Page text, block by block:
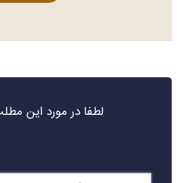
لطفا در مورد این